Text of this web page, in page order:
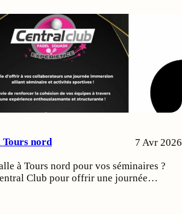
Tours nord 7 Avr 2026
à Tours nord pour vos séminaires ?
Club pour offrir une journée…